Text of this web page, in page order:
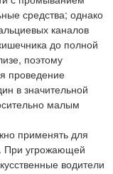
средства; однако
каналов
до полной
поэтому
проведение
в значительной
малым
применять для
При угрожающей
водители